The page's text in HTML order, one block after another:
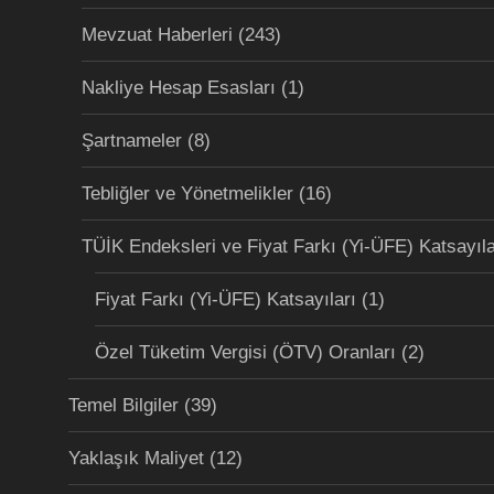
Mevzuat Haberleri (243)
Nakliye Hesap Esasları (1)
Şartnameler (8)
Tebliğler ve Yönetmelikler (16)
TÜİK Endeksleri ve Fiyat Farkı (Yi-ÜFE)
Fiyat Farkı (Yi-ÜFE) Katsayıları (1)
Özel Tüketim Vergisi (ÖTV) Oranları (2)
Temel Bilgiler (39)
Yaklaşık Maliyet (12)